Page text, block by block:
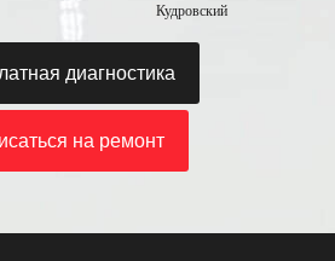
Кудровский
диагностика
на ремонт